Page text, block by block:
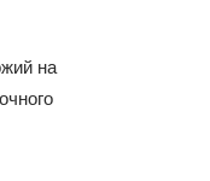
на